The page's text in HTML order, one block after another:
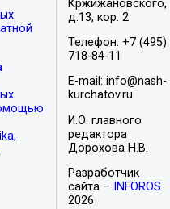
Кржижановского,
д.13, кор. 2
Телефон: +7 (495)
718-84-11
E-mail: info@nash-
kurchatov.ru
И.О. главного
редактора
Дорохова Н.В.
Разработчик
сайта –
INFOROS
2026